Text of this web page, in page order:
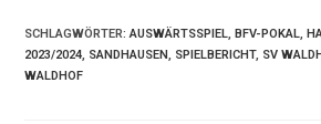
SCHLAGWÖRTER:AUSWÄRTSSPIEL, BFV-POKAL,
2023/2024, SANDHAUSEN, SPIELBERICHT, SV
WALDHOF